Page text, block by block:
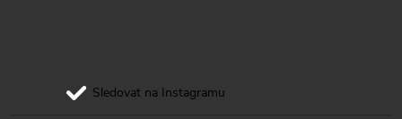
Sledovat na Instagramu